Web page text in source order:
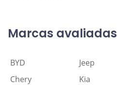
Marcas avaliadas
BYD
Jeep
Chery
Kia